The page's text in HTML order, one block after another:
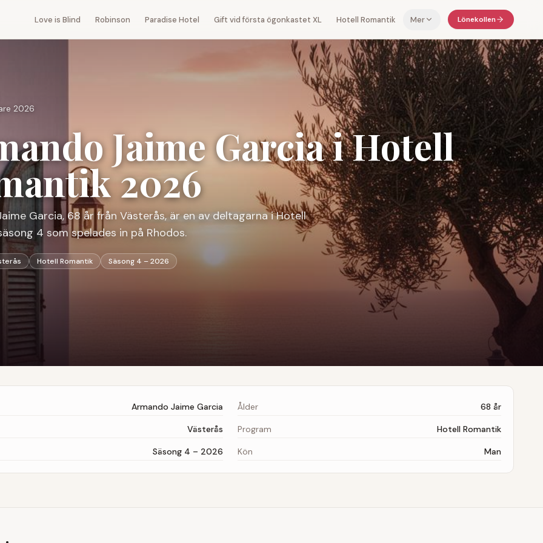
Love is Blind Robinson Paradise Hotel Gift vid första ögonkastet XL Hotell Romantik Mer Lönekollen
2026
Jaime Garciai Hotell
2026
Garcia, 68 år från Västerås, är en av deltagarna i Hotell
4 som spelades in på Rhodos.
Hotell Romantik Säsong 4 – 2026
Armando Jaime Garcia Ålder 68 år
Västerås Program Hotell Romantik
Säsong 4 – 2026 Kön Man